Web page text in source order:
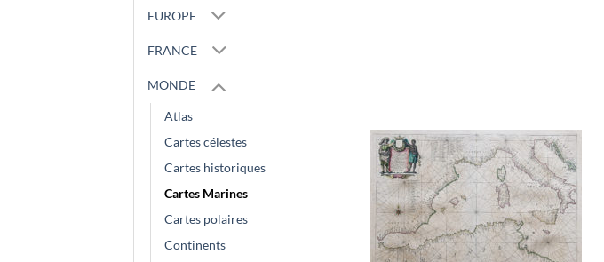
EUROPE
FRANCE
MONDE
Atlas
Cartes célestes
Cartes historiques
Cartes Marines
Cartes polaires
Continents
Ajouter
à la
wishlist